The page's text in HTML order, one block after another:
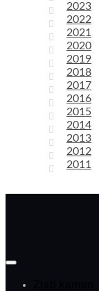
2023
2022
2021
2020
2019
2018
2017
2016
2015
2014
2013
2012
2011